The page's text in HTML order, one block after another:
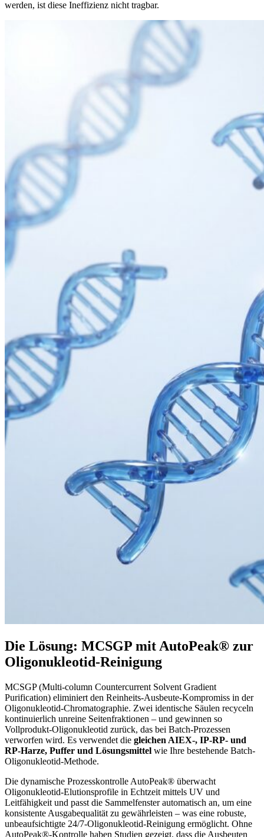
werden, ist diese Ineffizienz nicht tragbar.
Die Lösung: MCSGP mit AutoPeak® zur
Oligonukleotid-Reinigung
MCSGP (Multi-column Countercurrent Solvent Gradient
Purification) eliminiert den Reinheits-Ausbeute-Kompromiss in der
Oligonukleotid-Chromatographie. Zwei identische Säulen recyceln
kontinuierlich unreine Seitenfraktionen – und gewinnen so
Vollprodukt-Oligonukleotid zurück, das bei Batch-Prozessen
verworfen wird. Es verwendet die gleichen AIEX-, IP-RP- und
RP-Harze, Puffer und Lösungsmittel wie Ihre bestehende Batch-
Oligonukleotid-Methode.
Die dynamische Prozesskontrolle AutoPeak® überwacht
Oligonukleotid-Elutionsprofile in Echtzeit mittels UV und
Leitfähigkeit und passt die Sammelfenster automatisch an, um eine
konsistente Ausgabequalität zu gewährleisten – was eine robuste,
unbeaufsichtigte 24/7-Oligonukleotid-Reinigung ermöglicht. Ohne
AutoPeak®-Kontrolle haben Studien gezeigt, dass die Ausbeuten